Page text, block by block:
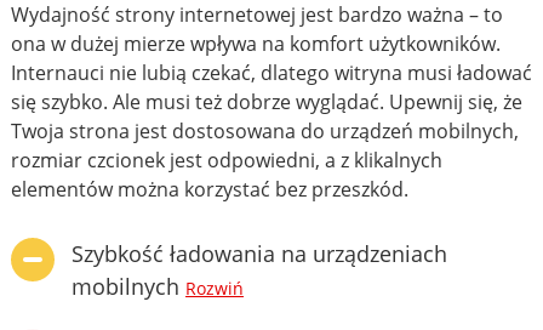
Wydajność strony internetowej jest bardzo ważna – to
ona w dużej mierze wpływa na komfort użytkowników.
Internauci nie lubią czekać, dlatego witryna musi ładować
się szybko. Ale musi też dobrze wyglądać. Upewnij się, że
Twoja strona jest dostosowana do urządzeń mobilnych,
rozmiar czcionek jest odpowiedni, a z klikalnych
elementów można korzystać bez przeszkód.
Szybkość ładowania na urządzeniach
mobilnych Rozwiń